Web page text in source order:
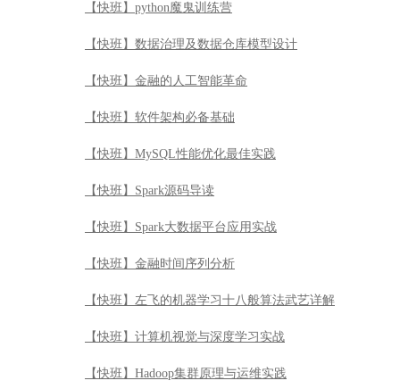
【快班】python魔鬼训练营
【快班】数据治理及数据仓库模型设计
【快班】金融的人工智能革命
【快班】软件架构必备基础
【快班】MySQL性能优化最佳实践
【快班】Spark源码导读
【快班】Spark大数据平台应用实战
【快班】金融时间序列分析
【快班】左飞的机器学习十八般算法武艺详解
【快班】计算机视觉与深度学习实战
【快班】Hadoop集群原理与运维实践